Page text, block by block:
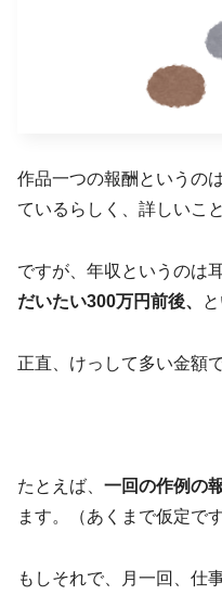
作品一つの報酬というの
ているらしく、詳しいこ
ですが、年収というのは
だいたい300万円前後、
正直、けっして多い金額
たとえば、 一回の作例の
ます。（あくまで仮定です
もしそれで、月一回、仕